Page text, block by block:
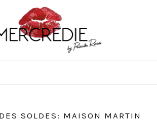
SOLDES: MAISON MARTIN